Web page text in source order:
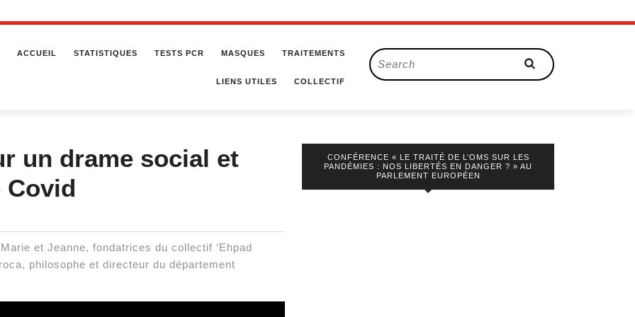
ACCUEIL STATISTIQUES TESTS PCR MASQUES TRAITEMENTS
LIENS UTILES COLLECTIF
Search
for:
un drame social et
Covid
et Jeanne, fondatrices du collectif ‘Ehpad
philosophe et directeur du département
CONFÉRENCE « LE TRAITÉ DE L’OMS SUR LES
PANDÉMIES : NOS LIBERTÉS EN DANGER ? » AU
PARLEMENT EUROPÉEN